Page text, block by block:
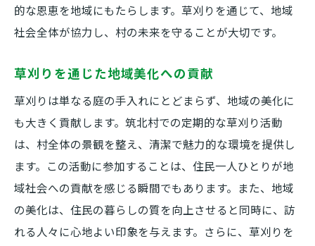
的な恩恵を地域にもたらします。草刈りを通じて、地域
社会全体が協力し、村の未来を守ることが大切です。
草刈りを通じた地域美化への貢献
草刈りは単なる庭の手入れにとどまらず、地域の美化に
も大きく貢献します。筑北村での定期的な草刈り活動
は、村全体の景観を整え、清潔で魅力的な環境を提供し
ます。この活動に参加することは、住民一人ひとりが地
域社会への貢献を感じる瞬間でもあります。また、地域
の美化は、住民の暮らしの質を向上させると同時に、訪
れる人々に心地よい印象を与えます。さらに、草刈りを